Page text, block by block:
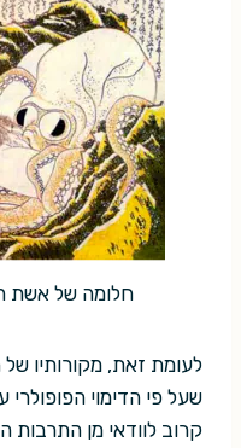
חלומה של אשת
לעומת זאת, מקורותיו
שעל פי הדימוי הפופולרי
קרוב לוודאי מן התרבות